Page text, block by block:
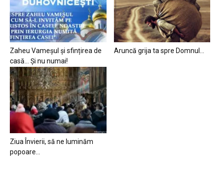
Zaheu Vameșul și sfințirea de
casă… Și nu numai!
Aruncă grija ta spre Domnul…
Ziua Învierii, să ne luminăm
popoare…